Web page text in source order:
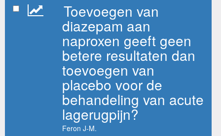
Toevoegen van
diazepam aan
naproxen geeft geen
betere resultaten dan
toevoegen van
placebo voor de
behandeling van acute
lagerugpijn?
Feron J-M.